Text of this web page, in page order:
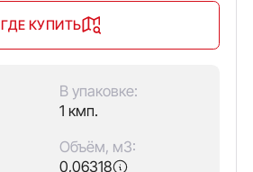
ГДЕ КУПИТЬ
В упаковке:
1 кмп.
Объём, м3:
0,06318